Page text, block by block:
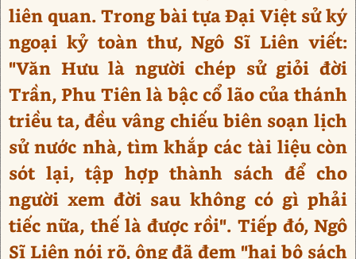
liên quan. Trong bài tựa Đại Việt sử ký
ngoại kỷ toàn thư, Ngô Sĩ Liên viết:
"Văn Hưu là người chép sử giỏi đời
Trần, Phu Tiên là bậc cổ lão của thánh
triều ta, đều vâng chiếu biên soạn lịch
sử nước nhà, tìm khắp các tài liệu còn
sót lại, tập hợp thành sách để cho
người xem đời sau không có gì phải
tiếc nữa, thế là được rồi". Tiếp đó, Ngô
Sĩ Liên nói rõ, ông đã đem "hai bộ sách